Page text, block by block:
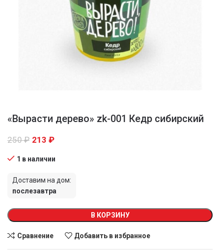
«Вырасти дерево» zk-001 Кедр сибирский
250₽ 213 ₽
1 в наличии
Доставим на дом:
послезавтра
В КОРЗИНУ
Сравнение Добавить в избранное